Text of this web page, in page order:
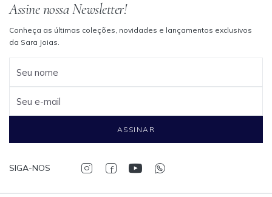
Assine nossa Newsletter!
Conheça as últimas coleções, novidades e lançamentos exclusivos
da Sara Joias.
Seu nome
Seu e-mail
ASSINAR
SIGA-NOS